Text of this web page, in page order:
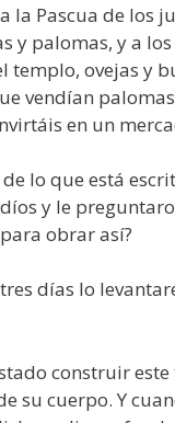
la Pascua de los
y palomas, y a
templo, ovejas y
vendían
en un
lo que está
y le
obrar así?
días lo
construir
su cuerpo. Y